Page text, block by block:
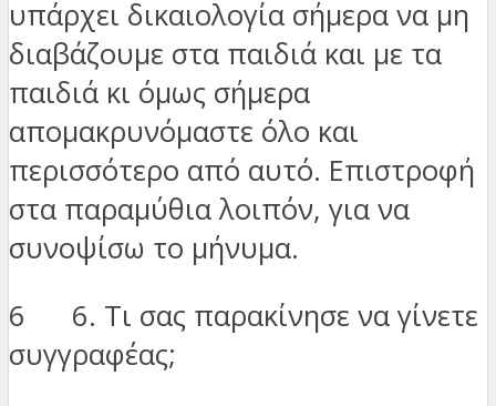
υπάρχει δικαιολογία σήμερα να μη
διαβάζουμε στα παιδιά και με τα
παιδιά κι όμως σήμερα
απομακρυνόμαστε όλο και
περισσότερο από αυτό. Επιστροφή
στα παραμύθια λοιπόν, για να
συνοψίσω το μήνυμα.
6 6. Τι σας παρακίνησε να γίνετε
συγγραφέας;